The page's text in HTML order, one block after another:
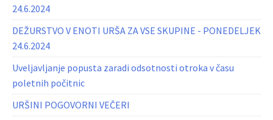
24.6.2024
DEŽURSTVO V ENOTI URŠA ZA VSE SKUPINE - PONEDELJEK
24.6.2024
Uveljavljanje popusta zaradi odsotnosti otroka v času
poletnih počitnic
URŠINI POGOVORNI VEČERI